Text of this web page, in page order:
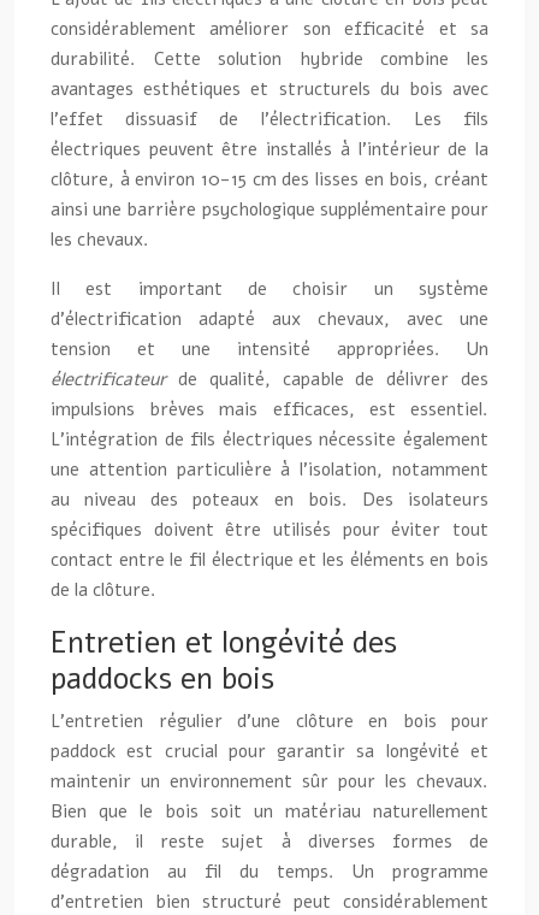
considérablement améliorer son efficacité et sa
durabilité. Cette solution hybride combine les
avantages esthétiques et structurels du bois avec
l’effet dissuasif de l’électrification. Les fils
électriques peuvent être installés à l’intérieur de la
clôture, à environ 10-15 cm des lisses en bois, créant
ainsi une barrière psychologique supplémentaire pour
les chevaux.
Il est important de choisir un système
d’électrification adapté aux chevaux, avec une
tension et une intensité appropriées. Un
électrificateur de qualité, capable de délivrer des
impulsions brèves mais efficaces, est essentiel.
L’intégration de fils électriques nécessite également
une attention particulière à l’isolation, notamment
au niveau des poteaux en bois. Des isolateurs
spécifiques doivent être utilisés pour éviter tout
contact entre le fil électrique et les éléments en bois
de la clôture.
Entretien et longévité des
paddocks en bois
L’entretien régulier d’une clôture en bois pour
paddock est crucial pour garantir sa longévité et
maintenir un environnement sûr pour les chevaux.
Bien que le bois soit un matériau naturellement
durable, il reste sujet à diverses formes de
dégradation au fil du temps. Un programme
d’entretien bien structuré peut considérablement